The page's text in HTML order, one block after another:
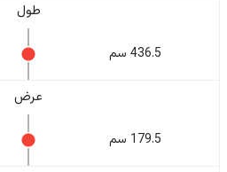
طول
436.5 سم
عرض
179.5 سم